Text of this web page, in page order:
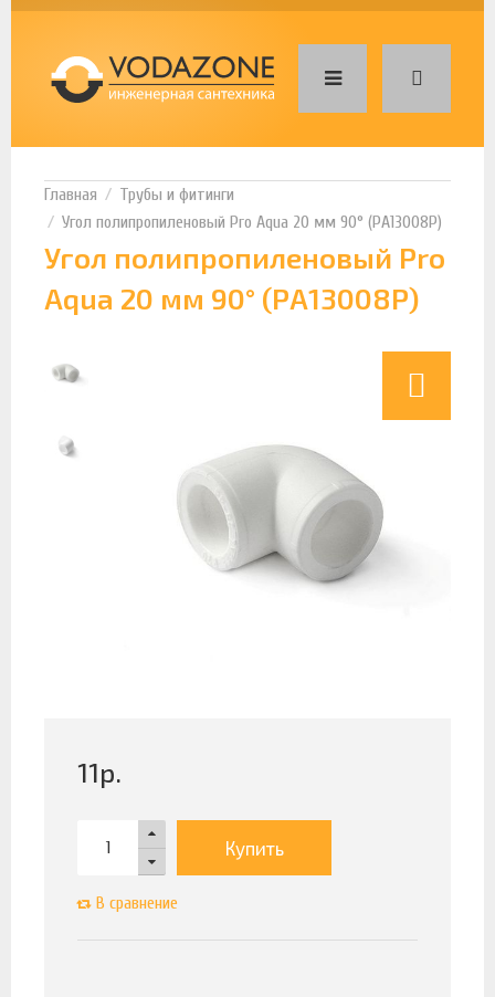
Трубы и фитинги
Угол полипропиленовый Pro Aqua 20 мм 90° (РА13008Р)
Угол полипропиленовый Pro
Aqua 20 мм 90° (РА13008Р)
11р.
Купить
В сравнение